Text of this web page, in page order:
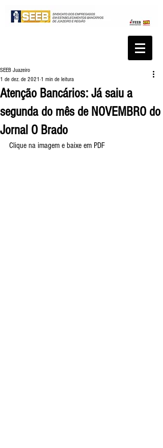
Atenção Bancários: Já saiu a
segunda do mês de NOVEMBRO do
Jornal O Brado
SEEB Juazeiro
1 de dez. de 2021 1 min de leitura
Clique na imagem e baixe em PDF